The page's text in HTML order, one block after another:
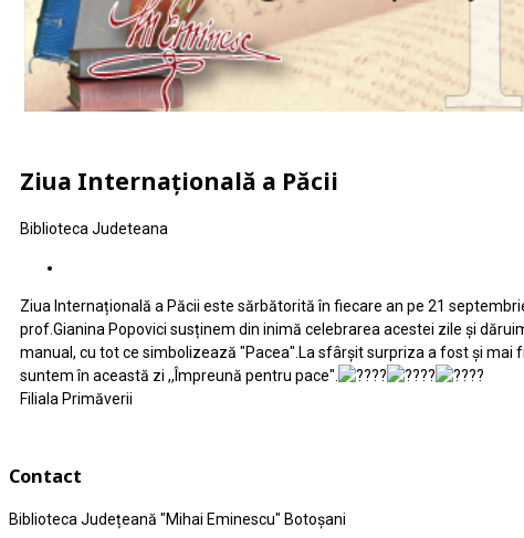
Ziua Internațională a Păcii
Biblioteca Judeteana
Ziua Internațională a Păcii este sărbătorită în fiecare an pe 21
prof.Gianina Popovici susținem din inimă celebrarea acestei zile și
manual, cu tot ce simbolizează "Pacea".La sfârșit surpriza a fost și mai
suntem în această zi ,,Împreună pentru pace".
Filiala Primăverii
Contact
Biblioteca Județeană "Mihai Eminescu" Botoșani